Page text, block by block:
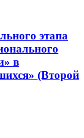
этапа
в
(Второй